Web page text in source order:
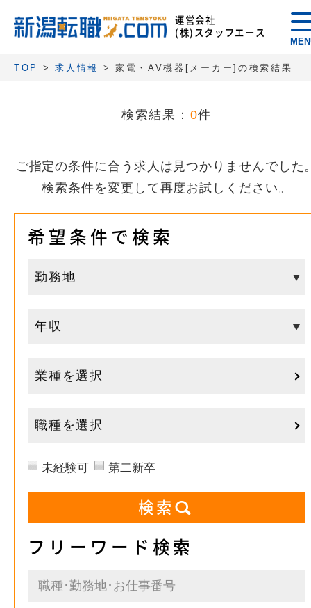
運営会社
(株)スタッフエース
TOP >求人情報 > 家電・AV機器[メーカー]の検索結果
検索結果： 0件
ご指定の条件に合う求人は見つかりませんでした
検索条件を変更して再度お試しください。
希望条件で検索
業種を選択
職種を選択
未経験可 第二新卒
フリーワード検索